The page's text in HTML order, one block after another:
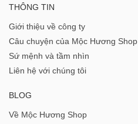
THÔNG TIN
Giới thiệu về công ty
Câu chuyện của Mộc Hương Shop
Sứ mệnh và tầm nhìn
Liên hệ với chúng tôi
BLOG
Về Mộc Hương Shop